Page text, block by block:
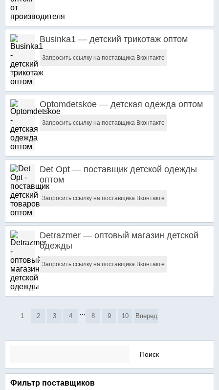
Businka1 — детский трикотаж оптом
Запросить ссылку на поставщика Вконтакте
Optomdetskoe — детская одежда оптом
Запросить ссылку на поставщика Вконтакте
Det Opt — поставщик детской одежды
оптом
Запросить ссылку на поставщика Вконтакте
Detrazmer — оптовый магазин детской
одежды
Запросить ссылку на поставщика Вконтакте
1 2 3 4 … 8 9 10 Вперед
Найти:
Фильтр поставщиков